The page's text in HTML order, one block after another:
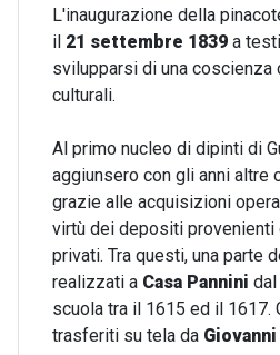
L'inaugurazione della
il 21 settembre 1839 a
svilupparsi di una
culturali.
Al primo nucleo di dipinti di
aggiunsero con gli anni altre
grazie alle acquisizioni
virtù dei depositi
privati. Tra questi, una parte
realizzati a Casa Pannini dal
scuola tra il 1615 ed il 1617.
trasferiti su tela da